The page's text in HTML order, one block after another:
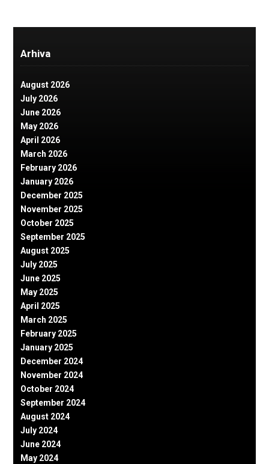
Arhiva
August 2026
July 2026
June 2026
May 2026
April 2026
March 2026
February 2026
January 2026
December 2025
November 2025
October 2025
September 2025
August 2025
July 2025
June 2025
May 2025
April 2025
March 2025
February 2025
January 2025
December 2024
November 2024
October 2024
September 2024
August 2024
July 2024
June 2024
May 2024